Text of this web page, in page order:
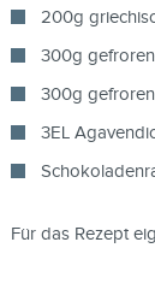
200g
300g
300g
3EL
Für das Rezept